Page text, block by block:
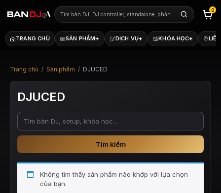
TRANG CHỦ SẢN PHẨM+ DỊCH VỤ+ KHÓA HỌC+
0
Trang chủ / Sản phẩm / DJUCED
DJUCED
Tìm kiếm
Không tìm thấy sản phẩm nào khớp với lựa chọn
của bạn.